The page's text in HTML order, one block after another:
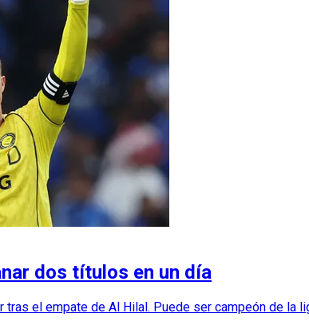
dos títulos en un día
el empate de Al Hilal. Puede ser campeón de la